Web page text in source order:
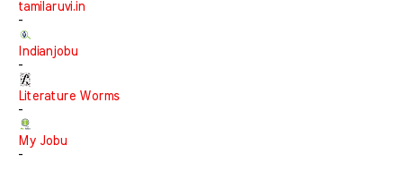
tamilaruvi.in
-
Indianjobu
-
Literature Worms
-
My Jobu
-